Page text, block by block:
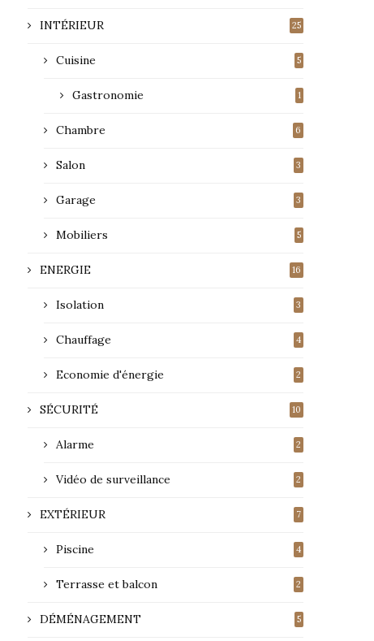
INTÉRIEUR 25
Cuisine 5
Gastronomie 1
Chambre 6
Salon 3
Garage 3
Mobiliers 5
ENERGIE 16
Isolation 3
Chauffage 4
Economie d'énergie 2
SÉCURITÉ 10
Alarme 2
Vidéo de surveillance 2
EXTÉRIEUR 7
Piscine 4
Terrasse et balcon 2
DÉMÉNAGEMENT 5